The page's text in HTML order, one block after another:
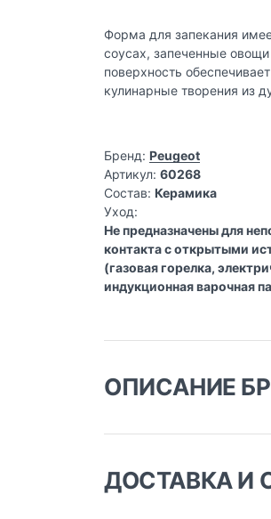
Форма для запекания
соусах, запеченные
поверхность
кулинарные творения из
Бренд: Peugeot
Артикул: 60268
Состав: Керамика
Уход:
Не предназначены для
контакта с открытыми
(газовая горелка,
индукционная
ОПИСАНИЕ
Технологии Peugeot —
ДОСТАВКА И